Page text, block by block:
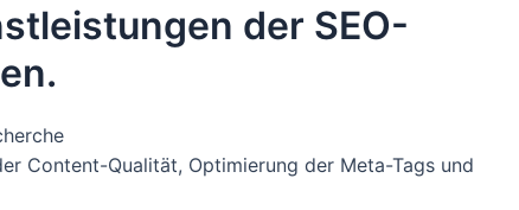
der SEO-
Content-Qualität, Optimierung der Meta-Tags und